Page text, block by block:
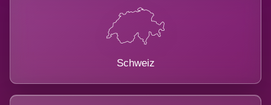
Schweiz